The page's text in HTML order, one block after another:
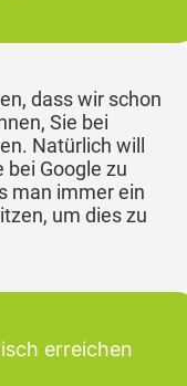
dass wir schon
Sie bei
Natürlich will
bei Google zu
man immer ein
um dies zu
erreichen